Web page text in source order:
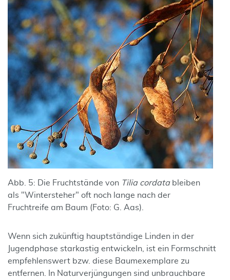
Abb. 5: Die Fruchtstände von Tilia cordatableiben
als "Wintersteher" oft noch lange nach der
Fruchtreife am Baum (Foto: G. Aas).
Wenn sich zukünftig hauptständige Linden in der
Jugendphase starkastig entwickeln, ist ein Formschnitt
empfehlenswert bzw. diese Baumexemplare zu
entfernen. In Naturverjüngungen sind unbrauchbare